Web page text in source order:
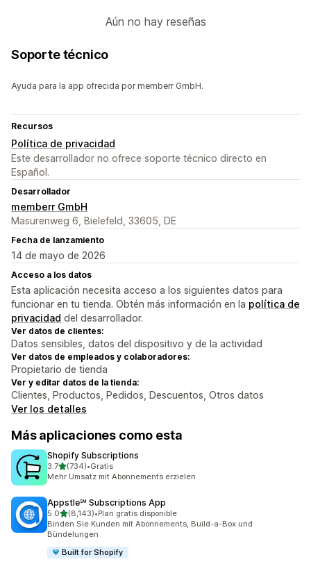
Aún no hay reseñas
Soporte técnico
Ayuda para la app ofrecida por memberr GmbH.
Recursos
Política de privacidad
Este desarrollador no ofrece soporte técnico directo en
Español.
Desarrollador
memberr GmbH
Masurenweg 6, Bielefeld, 33605, DE
Fecha de lanzamiento
14 de mayo de 2026
Acceso a los datos
Esta aplicación necesita acceso a los siguientes datos para
funcionar en tu tienda. Obtén más información en la política de
privacidad del desarrollador.
Ver datos de clientes:
Datos sensibles, datos del dispositivo y de la actividad
Ver datos de empleados y colaboradores:
Propietario de tienda
Ver y editar datos de la tienda:
Clientes, Productos, Pedidos, Descuentos, Otros datos
Ver los detalles
Más aplicaciones como esta
Shopify Subscriptions
3.7de 5 estrellas
(734)
734 reseñas en total
•Gratis
Mehr Umsatz mit Abonnements erzielen
Appstle℠ Subscriptions App
5.0de 5 estrellas
(8,143)
8143 reseñas en total
•Plan gratis disponible
Binden Sie Kunden mit Abonnements, Build-a-Box und
Bündelungen
Built for Shopify